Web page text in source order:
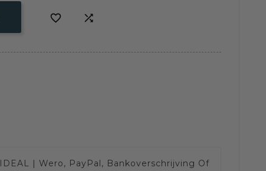
 
IDEAL | Wero, PayPal, Bankoverschrijving Of